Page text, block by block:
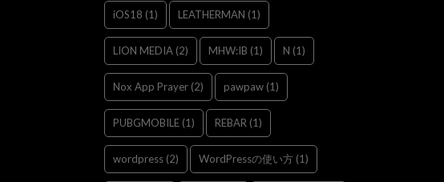
iOS18 (1) LEATHERMAN (1)
LION MEDIA(2) MHW:IB (1) N (1)
Nox App Prayer(2) pawpaw(1)
PUBGMOBILE(1) REBAR (1)
wordpress(2) WordPressの使い方(1)